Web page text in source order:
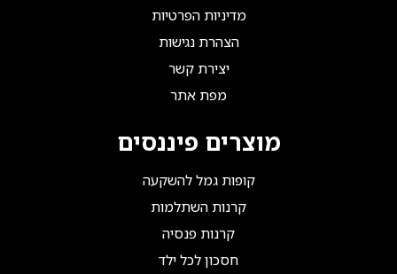
מדיניות הפרטיות
הצהרת נגישות
יצירת קשר
מפת אתר
מוצרים פיננסים
קופות גמל להשקעה
קרנות השתלמות
קרנות פנסיה
חסכון לכל ילד